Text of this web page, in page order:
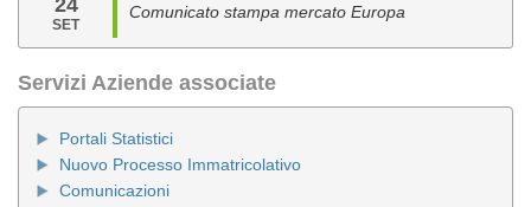
24
SET
Comunicato stampa mercato Europa
Servizi Aziende associate
Portali Statistici
Nuovo Processo Immatricolativo
Comunicazioni